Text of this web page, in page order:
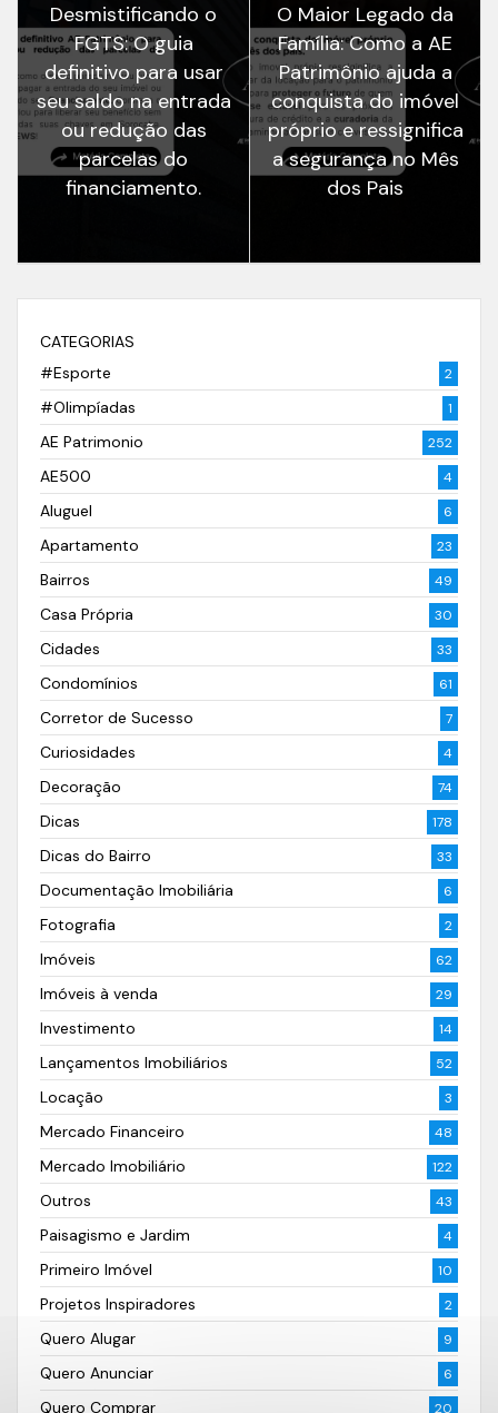
Desmistificando o
FGTS: O guia
definitivo para usar
seu saldo na entrada
ou redução das
parcelas do
financiamento.
O Maior Legado da
Família: Como a AE
Patrimônio ajuda a
conquista do imóvel
próprio e ressignifica
a segurança no Mês
dos Pais
CATEGORIAS
#Esporte
2
#Olimpíadas 1
AE Patrimonio 252
AE500 4
Aluguel 6
Apartamento 23
Bairros 49
Casa Própria 30
Cidades 33
Condomínios 61
Corretor de Sucesso 7
Curiosidades 4
Decoração 74
Dicas 178
Dicas do Bairro 33
Documentação Imobiliária 6
Fotografia 2
Imóveis 62
Imóveis à venda 29
Investimento 14
Lançamentos Imobiliários 52
Locação 3
Mercado Financeiro 48
Mercado Imobiliário 122
Outros 43
Paisagismo e Jardim 4
Primeiro Imóvel 10
Projetos Inspiradores 2
Quero Alugar 9
Quero Anunciar 6
Quero Comprar 20